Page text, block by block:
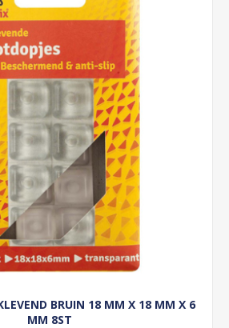
BRUIN 18 MM X 18 MM X 6
MM 8ST